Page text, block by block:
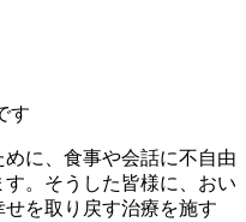
に、食事や会話に不自由
。そうした皆様に、おい
を取り戻す治療を施す